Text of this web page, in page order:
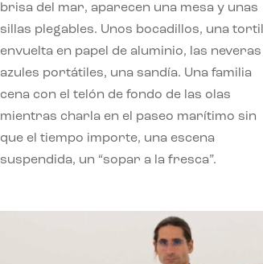
brisa del mar, aparecen una mesa y unas
sillas plegables. Unos bocadillos, una
envuelta en papel de aluminio, las neveras
azules portátiles, una sandía. Una familia
cena con el telón de fondo de las olas
mientras charla en el paseo marítimo sin
que el tiempo importe, una escena
suspendida, un “sopar a la fresca”.